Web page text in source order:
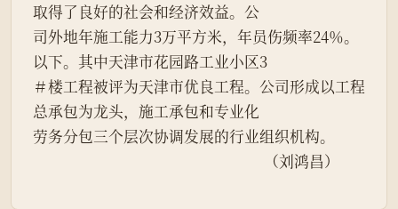
取得了良好的社会和经济效益。公
司外地年施工能力3万平方米，年员伤频率24％。
以下。其中天津市花园路工业小区3
＃楼工程被评为天津市优良工程。公司形成以工程
总承包为龙头，施工承包和专业化
劳务分包三个层次协调发展的行业组织机构。
                                                                 （刘鸿昌）